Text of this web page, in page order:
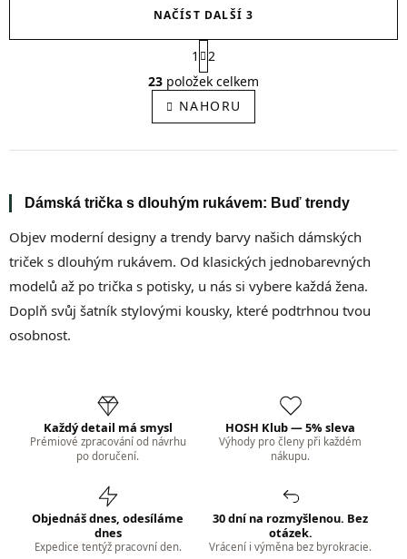
O
v
l
á
a
p
v
k
y
v
ý
p
NAČÍST DALŠÍ 3
S
t
r
á
n
k
v
í
1
2
23 položek celkem
NAHORU
Dámská trička s dlouhým rukávem: Buď trendy
Objev moderní designy a trendy barvy našich dámských
triček s dlouhým rukávem. Od klasických jednobarevných
modelů až po trička s potisky, u nás si vybere každá žena.
Doplň svůj šatník stylovými kousky, které podtrhnou tvou
osobnost.
Každý detail má smysl
Prémiové zpracování od návrhu
po doručení.
HOSH Klub — 5% sleva
Výhody pro členy při každém
nákupu.
Objednáš dnes, odesíláme
dnes
Expedice tentýž pracovní den.
30 dní na rozmyšlenou. Bez
otázek.
Vrácení i výměna bez byrokracie.